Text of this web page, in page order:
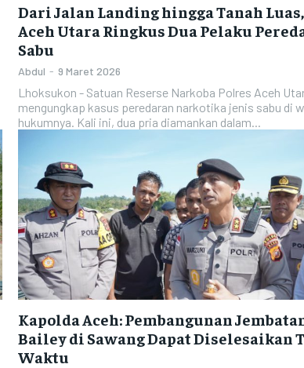
Dari Jalan Landing hingga Tanah
Aceh Utara Ringkus Dua Pelaku
Sabu
Abdul - 9 Maret 2026
Lhoksukon - Satuan Reserse Narkoba Polres Aceh
mengungkap kasus peredaran narkotika jenis sabu di
hukumnya. Kali ini, dua pria diamankan dalam...
Kapolda Aceh: Pembangunan
Bailey di Sawang Dapat Diselesaikan
Waktu